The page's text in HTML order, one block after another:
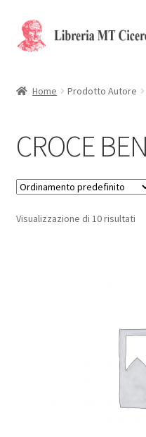
Vai
alla
Vai
al
La Storia
Contattaci
Cassa
Home Prodotto Autore
CROCE
Visualizzazione di 10 risultati